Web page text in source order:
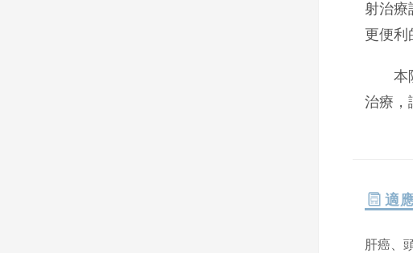
射治療
更便利
本院
治療，
適
肝癌、